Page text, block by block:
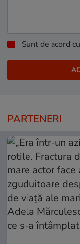
Sunt de acord cu
PARTENERI